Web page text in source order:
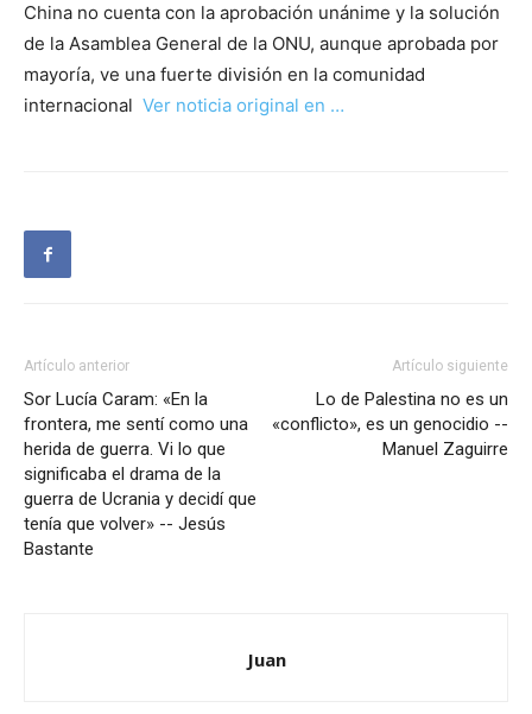
China no cuenta con la aprobación unánime y la solución
de la Asamblea General de la ONU, aunque aprobada por
mayoría, ve una fuerte división en la comunidad
internacional Ver noticia original en …
Artículo anterior
Sor Lucía Caram: «En la
frontera, me sentí como una
herida de guerra. Vi lo que
significaba el drama de la
guerra de Ucrania y decidí que
tenía que volver» -- Jesús
Bastante
Artículo siguiente
Lo de Palestina no es un
«conflicto», es un genocidio --
Manuel Zaguirre
Juan